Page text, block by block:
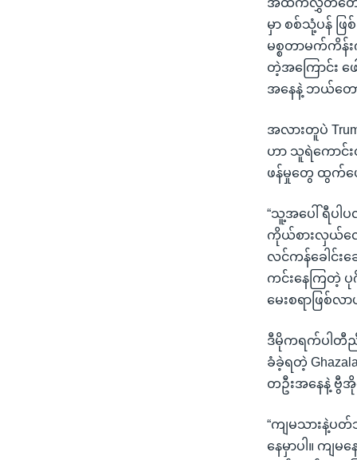
အထက်လွှတ်တော်
မှာ စစ်သုံ့ပန် ဖ
မစ္စတာမက်ကိန်
တဲ့အကြောင်း
အနေနဲ့ ဘယ်တေ
အလားတူပဲ
ဟာ သူရဲကောင်း
ဖန်မှုတွေ ထွက်ပေ
“သူ့အပေါ် ရီပ
ကိုယ်စားလှယ်လေ
လင်ကန်ခေါင်း
ကင်းနေကြတဲ့
မေးစရာဖြစ်လ
ဒီမိုကရက်ပါတီညီလ
ခံခဲ့ရတဲ့
တဦးအနေနဲ့ ဗွီအို
“ကျမသားနဲ့ပ
နေမှာပါ။ ကျ